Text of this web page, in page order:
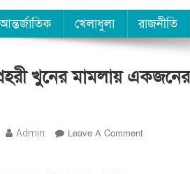
আন্তর্জাতিক খেলাধুলা রাজনীতি
খুনের মামলায়
Admin Leave A CommentOn